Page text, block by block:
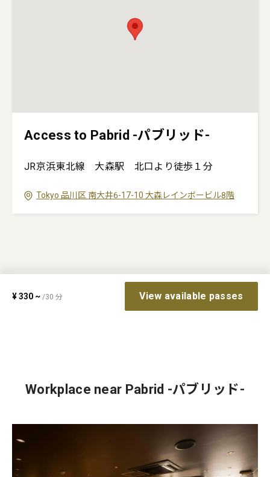
Access to Pabrid -パブリッド-
JR京浜東北線 大森駅 北口より徒歩１分
Tokyo 品川区 南大井6-17-10 大森レインボービル8階
¥330 ~ /30 分 View available passes
Workplace near Pabrid -パブリッド-